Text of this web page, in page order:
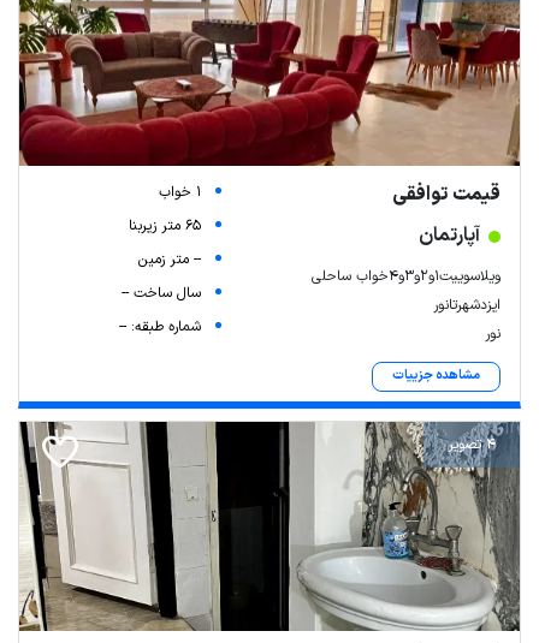
قیمت توافقی
آپارتمان
ویلاسوییت۱و۲و۳و۴خواب ساحلی
ایزدشهرتانور
نور
مشاهده جزییات
1 خواب
65 متر زیربنا
-- متر زمین
سال ساخت --
شماره طبقه: --
4 تصویر